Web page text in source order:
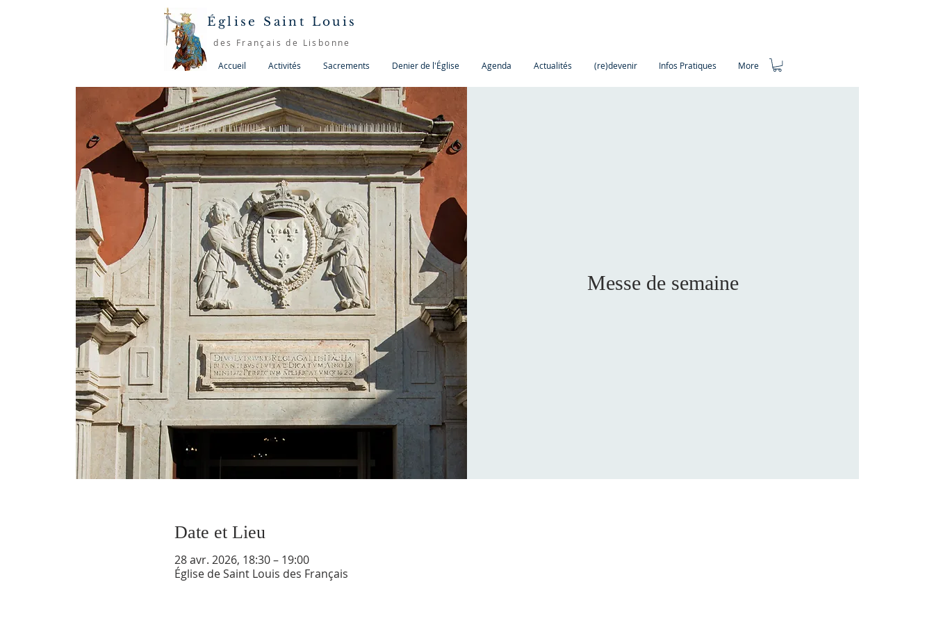
Accueil Activités Sacrements Denier de l'Église Agenda Actualités (re)devenir Infos Pratiques More
Église Saint Louis
des Français de Lisbonne
Messe de semaine
Date et Lieu
28 avr. 2026, 18:30 – 19:00
Église de Saint Louis des Français